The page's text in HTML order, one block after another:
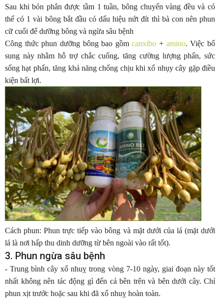
Sau khi bón phân được tầm 1 tuần, bông chuyển vàng đều và có
thể có 1 vài bông bắt đầu có dấu hiệu nứt đít thì bà con nên phun
cữ cuối để dưỡng bông và ngừa sâu bệnh
Công thức phun dưỡng bông bao gồmcanxibo+ amino. Việc bổ
sung này nhằm hỗ trợ chắc cuống, tăng cường lượng phấn, sức
sống hạt phấn, tăng khả năng chống chịu khi xổ nhụy cây gặp điều
kiện bất lợi.
Cách phun: Phun trực tiếp vào bông và mặt dưới của lá (mặt dưới
lá là nơi hấp thu dinh dưỡng từ bên ngoài vào rất tốt).
3. Phun ngừa sâu bệnh
- Trung bình cây xổ nhuỵ trong vòng 7-10 ngày, giai đoạn này tốt
nhất không nên tác động gì đến cả bên trên và bên dưới cây. Chỉ
phun xịt trước hoặc sau khi đã xổ nhuỵ hoàn toàn.